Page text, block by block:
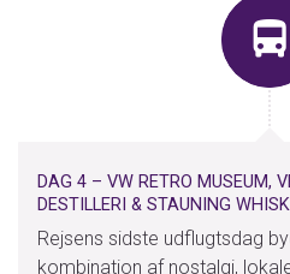
DAG 4 – VW RETRO MUSEUM,
DESTILLERI & STAUNING
Rejsens sidste udflugtsdag
kombination af nostalgi,